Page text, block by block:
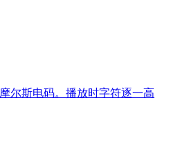
尔斯电码。播放时字符逐一高